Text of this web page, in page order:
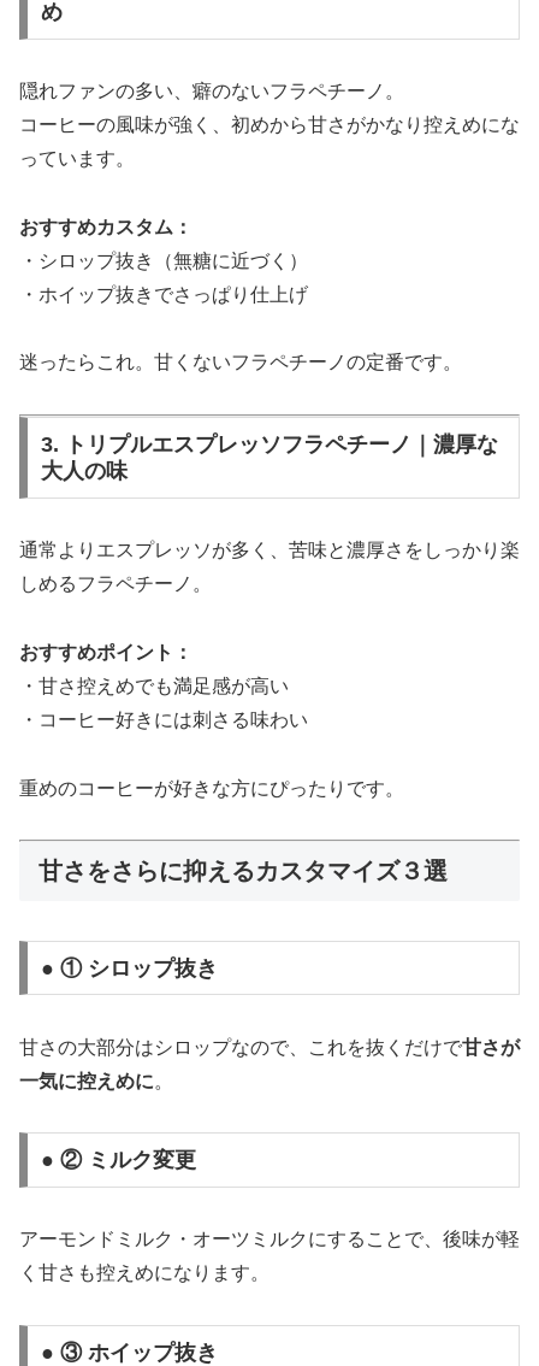
め
隠れファンの多い、癖のないフラペチーノ。
コーヒーの風味が強く、初めから甘さがかなり控えめにな
っています。
おすすめカスタム：
・シロップ抜き（無糖に近づく）
・ホイップ抜きでさっぱり仕上げ
迷ったらこれ。甘くないフラペチーノの定番です。
3. トリプルエスプレッソフラペチーノ｜濃厚な
大人の味
通常よりエスプレッソが多く、苦味と濃厚さをしっかり楽
しめるフラペチーノ。
おすすめポイント：
・甘さ控えめでも満足感が高い
・コーヒー好きには刺さる味わい
重めのコーヒーが好きな方にぴったりです。
甘さをさらに抑えるカスタマイズ３選
● ① シロップ抜き
甘さの大部分はシロップなので、これを抜くだけで甘さが
一気に控えめに。
● ② ミルク変更
アーモンドミルク・オーツミルクにすることで、後味が軽
く甘さも控えめになります。
● ③ ホイップ抜き